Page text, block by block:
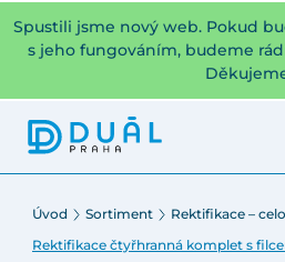
Spustili jsme nový web. Pokud
s jeho fungováním, budeme
Úvod Sortiment
Rektifikace –
Rektifikace čtyřhranná komplet s